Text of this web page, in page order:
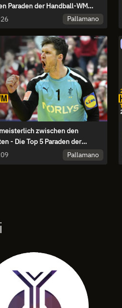
Paraden der Handball-WM
Pallamano
zwischen den
- Die Top 5 Paraden der
WM am 29.01.2023Pallamano